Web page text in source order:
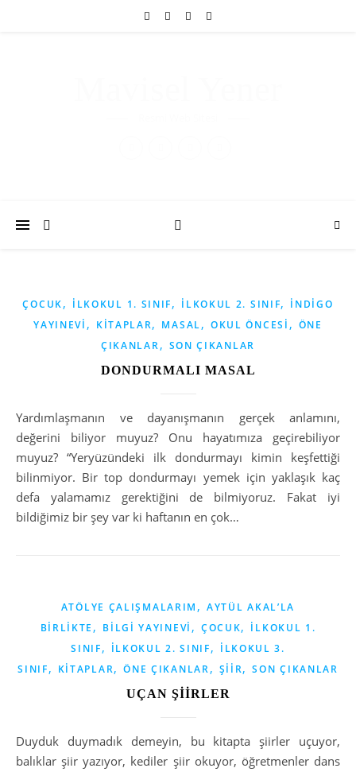
ÇOCUK, İLKOKUL 1. SINIF, İLKOKUL 2. SINIF, İNDIGO
YAYINEVI , KITAPLAR, MASAL, OKUL ÖNCESI , ÖNE
ÇIKANLAR, SON ÇIKANLAR
DONDURMALI MASAL
Yardımlaşmanın ve dayanışmanın gerçek anlamını,
değerini biliyor muyuz? Onu hayatımıza geçirebiliyor
muyuz? “Yeryüzündeki ilk dondurmayı kimin keşfettiği
bilinmiyor. Bir top dondurmayı yemek için yaklaşık kaç
defa yalamamız gerektiğini de bilmiyoruz. Fakat iyi
bildiğimiz bir şey var ki haftanın en çok…
ATÖLYE ÇALIŞMALARIM ,AYTÜL AKAL’LA
BIRLIKTE , BILGI YAYINEVI , ÇOCUK, İLKOKUL 1.
SINIF, İLKOKUL 2. SINIF, İLKOKUL 3.
SINIF, KITAPLAR,ÖNE ÇIKANLAR, ŞIIR,SON ÇIKANLAR
UÇAN ŞİİRLER
Duyduk duymadık demeyin, bu kitapta şiirler uçuyor,
balıklar şiir yazıyor, kediler şiir okuyor, öğretmenler dans